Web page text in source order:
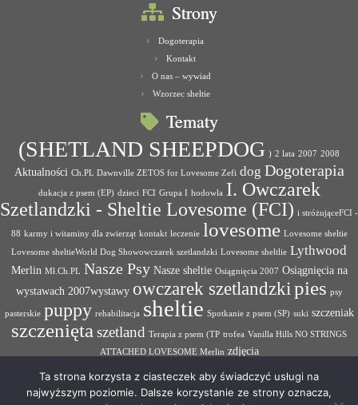
Strony
Dogoterapia
Kontakt
O nas – wywiad
Wzorzec sheltie
Tematy
(SHETLAND SHEEPDOG ) 2 lata 2007 2008
Aktualności Ch.PL Dawnville ZETOS for Lovesome Zefi dog Dogoterapia
dukacja z psem (EP) dzieci FCI Grupa I hodowla I. Owczarek
Szetlandzki - Sheltie Lovesome (FCI) i stróżująceFCI -
88 karmy i witaminy dla zwierząt kontakt leczenie lovesome Lovesome sheltie
Lovesome sheltieWorld Dog Showowczarek szetlandzki Lovesome sheltlie Lythwood
Merlin Mł.Ch.PL Nasze Psy Nasze sheltie Osiągnięcia 2007 Osiągnięcia na
wystawach 2007wystawy owczarek szetlandzkipies psy
pasterskie puppy rehabilitacja sheltie Spotkanie z psem (SP) suki szczeniak
szczenięta szetland Terapia z psem (TP trofea Vanilla Hills NO STRINGS
ATTACHED LOVESOME Merlin zdjęcia
Ta strona korzysta z ciasteczek aby świadczyć usługi na
najwyższym poziomie. Dalsze korzystanie ze strony oznacza,